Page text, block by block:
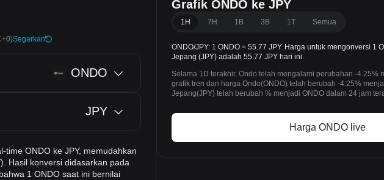
Segarkan
ONDO
JPY
time ONDO ke JPY, memudahkan
Hasil konversi didasarkan pada
1 ONDO saat ini bernilai
Grafik ONDO ke JPY
1H 7H 1B 3B 1T Semua
ONDO/JPY: 1 ONDO = 55.77 JPY. Harga untuk mengonversi 1
Jepang (JPY) adalah 55.77 JPY hari ini.
Selama 1D terakhir, Ondo telah mengalami perubahan -4.25%
grafik tren dan harga Ondo(ONDO) telah berubah -4.25%
Jepang(JPY) telah berubah % menjadi ONDO dalam 24 jam
Harga ONDO live